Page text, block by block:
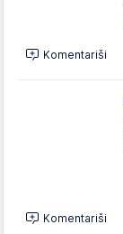
Komentariši
Komentariši